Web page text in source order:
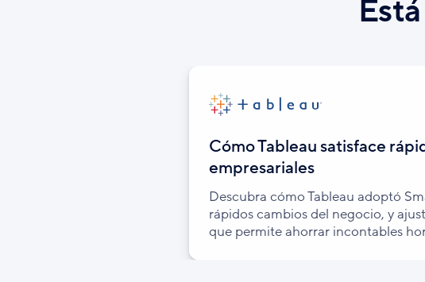
Cómo Tableau satisface
empresariales
Descubra cómo Tableau adoptó
rápidos cambios del negocio, y
que permite ahorrar incontables